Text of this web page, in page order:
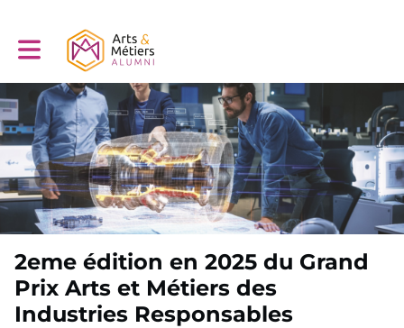
Toggle main navigation
2eme édition en 2025 du Grand
Prix Arts et Métiers des
Industries Responsables